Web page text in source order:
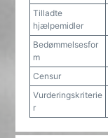
Tilladte
hjælpemidler
Bedømmelsesfor
m
Censur
Vurderingskriterie
r